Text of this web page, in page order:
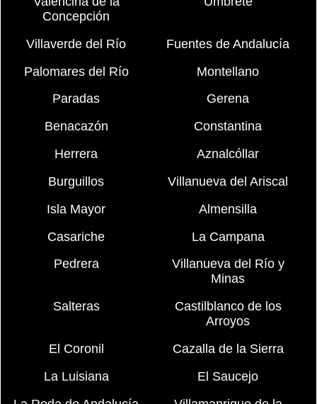
Concepción
Villaverde del Río
Fuentes de Andalucía
Palomares del Río
Montellano
Paradas
Gerena
Benacazón
Constantina
Herrera
Aznalcóllar
Burguillos
Villanueva del Ariscal
Isla Mayor
Almensilla
Casariche
La Campana
Pedrera
Villanueva del Río y
Minas
Salteras
Castilblanco de los
Arroyos
El Coronil
Cazalla de la Sierra
La Luisiana
El Saucejo